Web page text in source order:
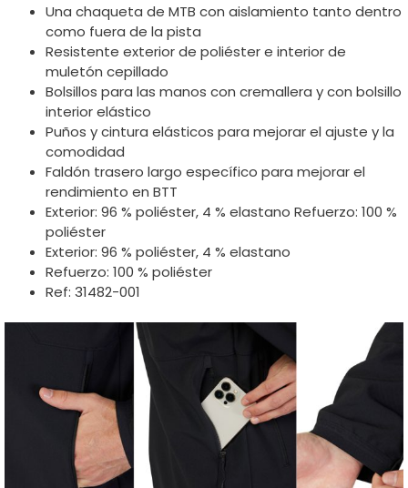
Una chaqueta de MTB con aislamiento tanto dentro
como fuera de la pista
Resistente exterior de poliéster e interior de
muletón cepillado
Bolsillos para las manos con cremallera y con bolsillo
interior elástico
Puños y cintura elásticos para mejorar el ajuste y la
comodidad
Faldón trasero largo específico para mejorar el
rendimiento en BTT
Exterior: 96 % poliéster, 4 % elastano Refuerzo: 100 %
poliéster
Exterior: 96 % poliéster, 4 % elastano
Refuerzo: 100 % poliéster
Ref: 31482-001